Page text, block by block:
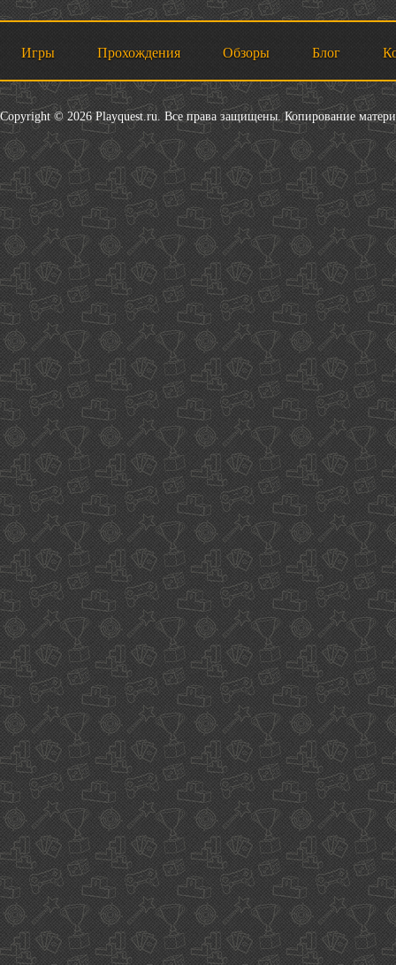
Игры Прохождения Обзоры Блог
Copyright © 2026 Playquest.ru. Все права защищены. Копирование